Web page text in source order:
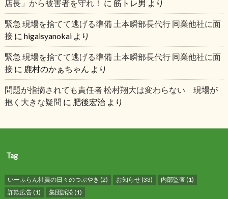
店長」から被害者を守れ！ に 筋トレ男 より
緊急 現場を捨てて逃げる準備 土本瞬部長代行 同業他社に面
接に higaisyanokaiより
緊急 現場を捨てて逃げる準備 土本瞬部長代行 同業他社に面
接に 鹿村のかぁちゃん より
問題が指摘されても責任者 松村翔大は変わらない 現場が
抱く大きな疑問 に 肥後宏治より
Tag
いーふらん社員の日々のつぶやき (2) お知らせ(33) 内部監査 (1)
詐欺広告(1) 集団訴訟(1)